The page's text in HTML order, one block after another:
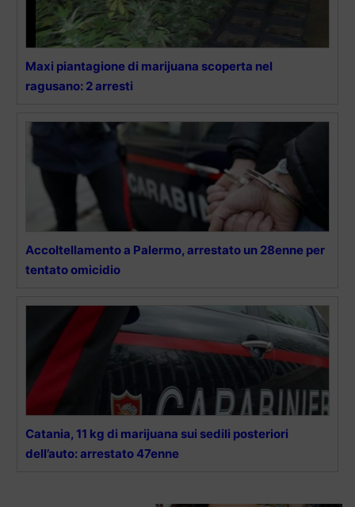
Maxi piantagione di marijuana scoperta nel
ragusano: 2 arresti
Accoltellamento a Palermo, arrestato un 28enne per
tentato omicidio
Catania, 11 kg di marijuana sui sedili posteriori
dell’auto: arrestato 47enne